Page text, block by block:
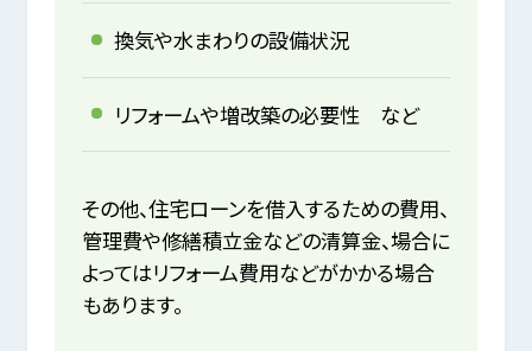
換気や水まわりの設備状況
リフォームや増改築の必要性 など
その他、住宅ローンを借入するための費用、
管理費や修繕積立金などの清算金、場合に
よってはリフォーム費用などがかかる場合
もあります。